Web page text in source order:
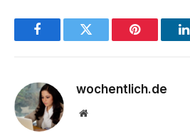
FacebookTwitter Pinterest
wochentlich.de
Website